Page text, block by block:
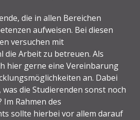
die in allen Bereichen
aufweisen. Bei diesen
versuchen mit
die Arbeit zu betreuen. Als
hier gerne eine Vereinbarung
an. Dabei
was die Studierenden sonst noch
Rahmen des
sollte hierbei vor allem darauf